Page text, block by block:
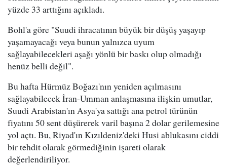
yüzde 33 arttığını açıkladı.
Bohl'a göre "Suudi ihracatının büyük bir düşüş yaşayıp
yaşamayacağı veya bunun yalnızca uyum
sağlayabilecekleri aşağı yönlü bir baskı olup olmadığı
henüz belli değil".
Bu hafta Hürmüz Boğazı'nın yeniden açılmasını
sağlayabilecek İran-Umman anlaşmasına ilişkin umutlar,
Suudi Arabistan'ın Asya'ya sattığı ana petrol türünün
fiyatını 50 sent düşürerek varil başına 2 dolar gerilemesine
yol açtı. Bu, Riyad'ın Kızıldeniz'deki Husi ablukasını ciddi
bir tehdit olarak görmediğinin işareti olarak
değerlendiriliyor.